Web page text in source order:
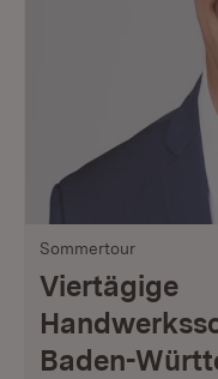
Sommertour
Viertägige
Baden-